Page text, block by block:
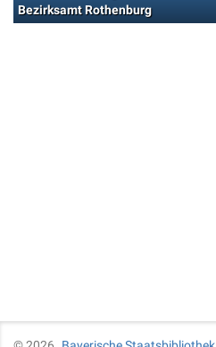
Bezirksamt Rothenburg